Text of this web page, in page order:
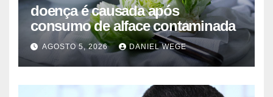
doença é causada após
consumo de alface contaminada
AGOSTO 5, 2026 DANIEL WEGE